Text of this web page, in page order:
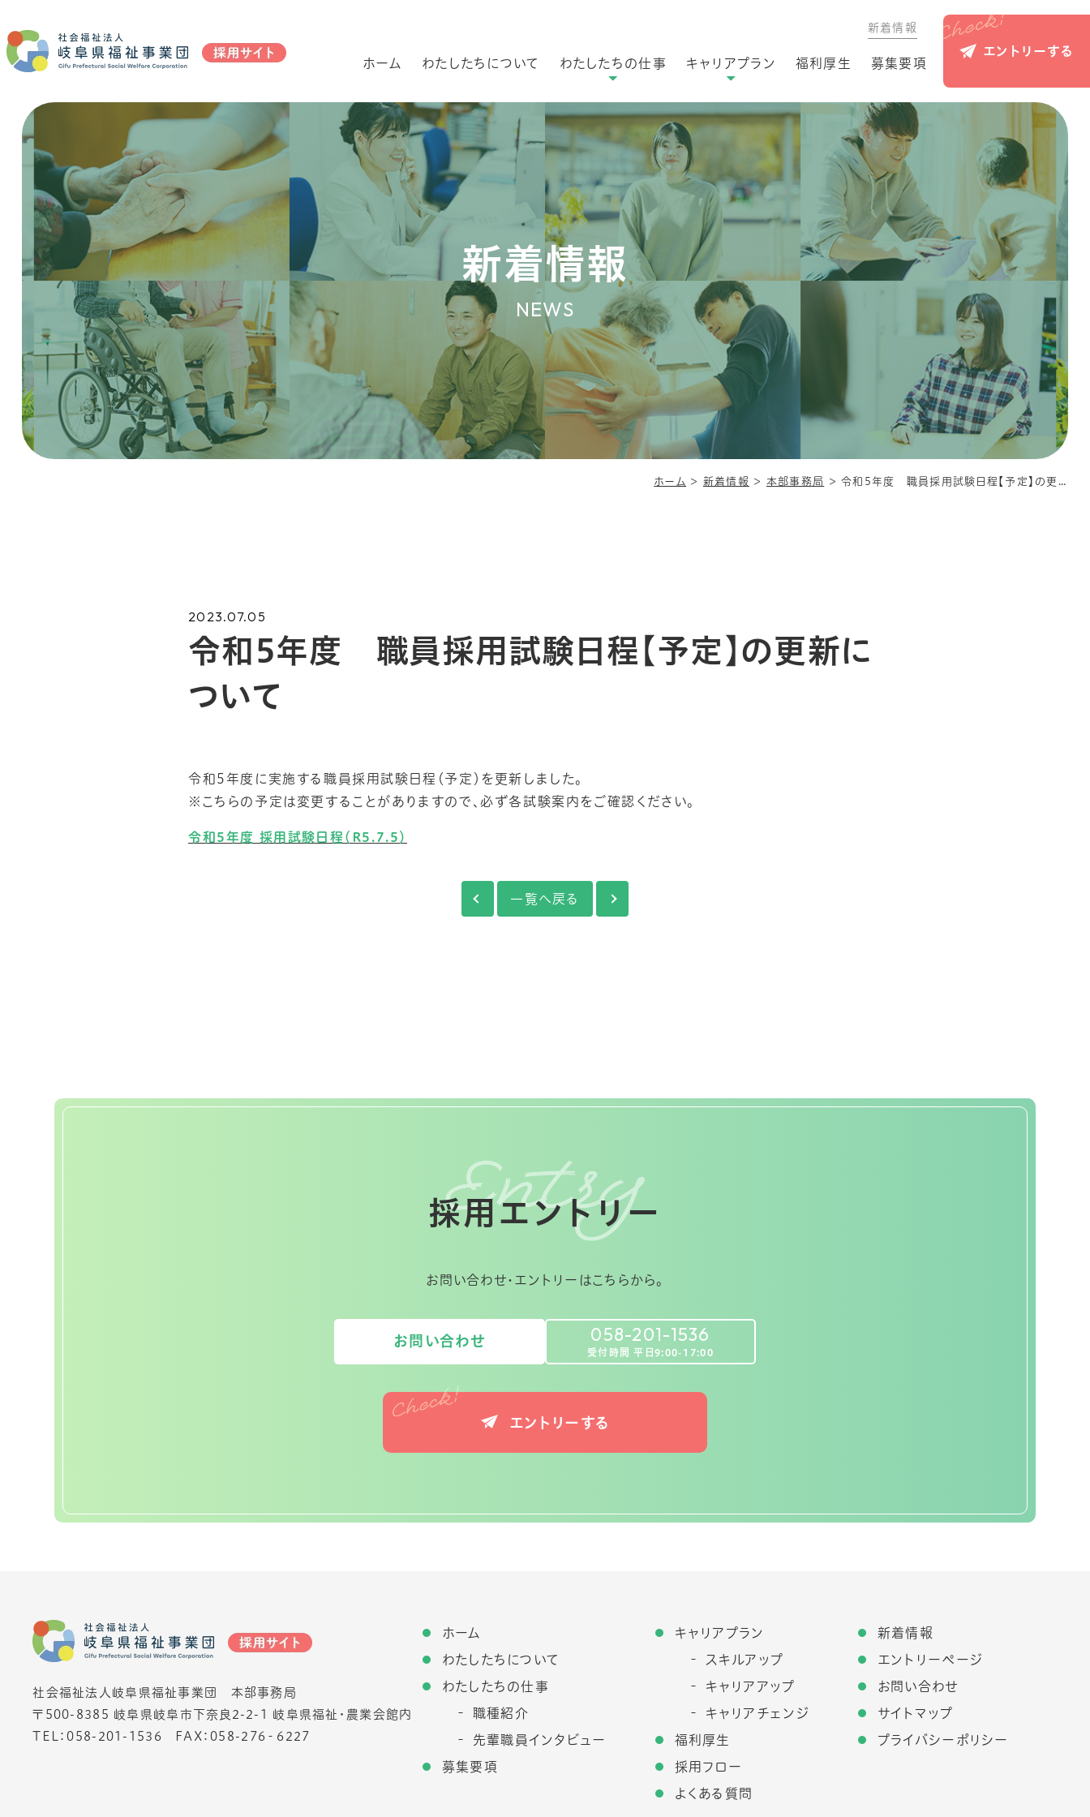
新着情報
ホーム わたしたちについて わたしたちの仕事
職種紹介
先輩職員インタビュ
キャリアプラン
スキルアップ
キャリアアップ
キャリアチェン
ジ
福利厚生 募集要項
エントリーする
新着情報
NEWS
ホーム ＞ 新着情報 ＞ 本部事務局 ＞ 令和5年度 職員採用試験日程【予定】の更新について
2023.07.05
令和5年度 職員採用試験日程【予定】の更新に
ついて
令和5年度に実施する職員採用試験日程（予定）を更新しました。
※こちらの予定は変更することがありますので、必ず各試験案内をご確認ください。
令和5年度 採用試験日程（R5.7.5）
一覧へ戻る
採用エントリー
お問い合わせ・エントリーはこちらから。
お問い合わせ 058-201-1536
受付時間 平日9:00-17:00
エントリーする
社会福祉法人岐阜県福祉事業団 本部事務局
〒500-8385 岐阜県岐阜市下奈良2-2-1 岐阜県福祉・農業会館内
TEL：058-201-1536 FAX：058-276‐6227
ホーム
わたしたちについて
わたしたちの仕事
職種紹介
先輩職員インタビュー
募集要項
キャリアプラン
スキルアップ
キャリアアップ
キャリアチェンジ
福利厚生
採用フロー
よくある質問
新着情報
エントリーページ
お問い合わせ
サイトマップ
プライバシーポリシー